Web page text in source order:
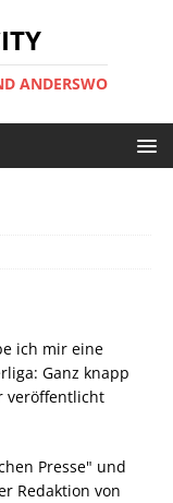
ANDERSWO
ich mir eine
Ganz knapp
veröffentlicht
Presse" und
Redaktion von